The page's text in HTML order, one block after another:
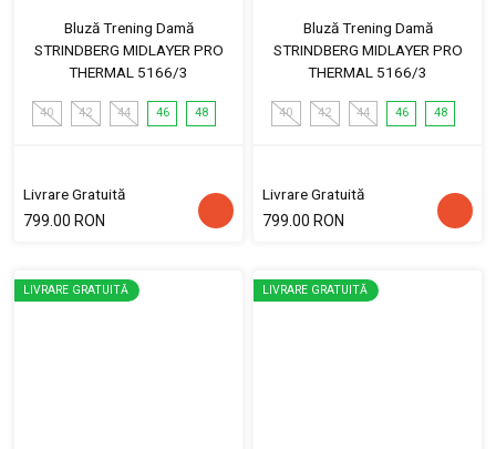
Bluză Trening Damă
STRINDBERG MIDLAYER PRO
THERMAL 5166/3
40 42 44 46 48
Livrare Gratuită
799.00 RON
Bluză Trening Damă
STRINDBERG MIDLAYER PRO
THERMAL 5166/3
40 42 44 46 48
Livrare Gratuită
799.00 RON
LIVRARE GRATUITĂ LIVRARE GRATUITĂ